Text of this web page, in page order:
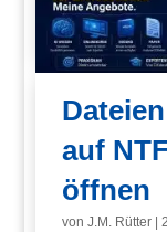
auf
öffnen
vonJ.M. Rütter |